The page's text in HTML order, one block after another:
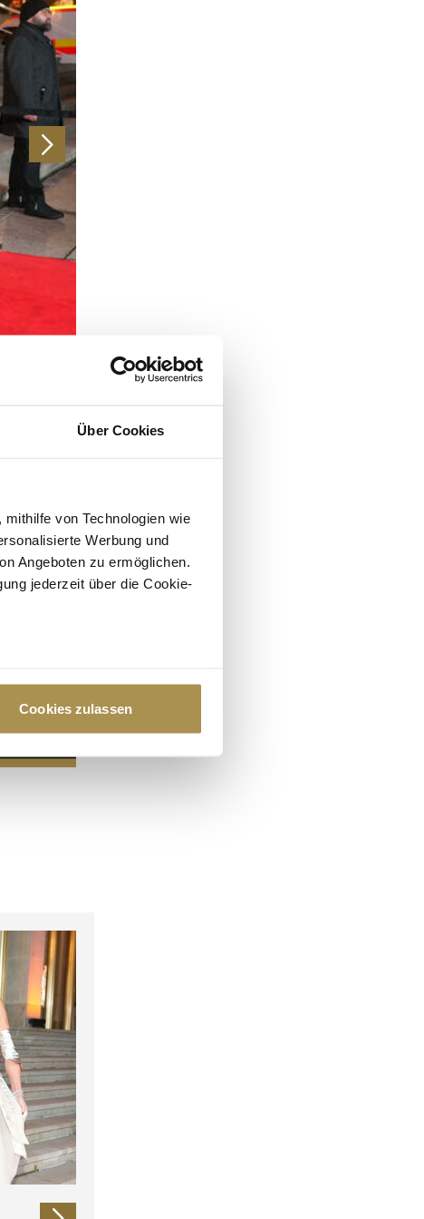
Über Cookies
von Technologien wie
Werbung und
Angeboten zu ermöglichen.
jederzeit über die Cookie-
Präferenzen im
Medien anbieten zu können
führen diese Informationen
im Rahmen Ihrer Nutzung
Cookies zulassen